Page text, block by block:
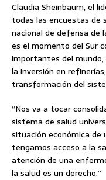
Claudia Sheinbaum, el
todas las encuestas de
nacional de defensa de
es el momento del Sur
importantes del mundo,
la inversión en
transformación del
“Nos va a tocar
sistema de salud
situación económica de
tengamos acceso a la
atención de una
la salud es un derecho.”